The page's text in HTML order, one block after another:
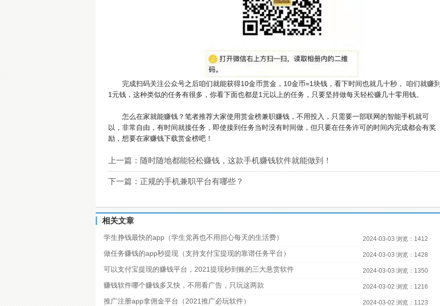
完成扫码关注公众号之后咱们就能获得10金币赏金，10金币=1块钱，看下时间也就几十秒， 咱们就赚到
1元钱，这种类似的任务有很多，你看下面也都是1元以上的任务，只要坚持做每天轻松赚几十零用钱。
怎么在家就能赚钱？笔者推荐大家使用赏金榜兼职赚钱，不用投入，只需要一部联网的智能手机就可
以，非常自由，有时间就接任务，即使接到任务当时没有时间做，但只要在任务许可的时间内完成都会有奖
励，想要在家赚钱下载赏金榜吧！
上一篇： 随时随地都能轻松赚钱，这款手机赚钱软件就能做到！
下一篇： 正规的手机兼职平台有哪些？
相关文章
学生挣钱最快的app（学生党再也不用担心每天的生活费） 2024-03-03 浏览：1412
做任务赚钱的app秒提现（支持支付宝提现的靠谱任务平台） 2024-03-03 浏览：1428
可以支付宝提现的赚钱平台，2021提现秒到账的三大悬赏软件 2024-03-03 浏览：1350
赚钱软件哪个赚钱多又快，不用看广告，只玩这两款 2024-03-02 浏览：1216
推广注册app拿佣金平台（2021推广必玩软件） 2024-03-02 浏览：1123